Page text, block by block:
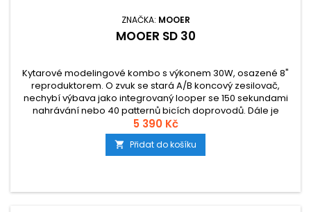
ZNAČKA: MOOER
MOOER SD 30
Kytarové modelingové kombo s výkonem 30W, osazené 8"
reproduktorem. O zvuk se stará A/B koncový zesilovač,
nechybí výbava jako integrovaný looper se 150 sekundami
nahrávání nebo 40 patternů bicích doprovodů. Dále je
dispozici 25 digitálních preampů, 28 pedálových efektů (8x
overdrive, 9 x modulation, 5x delay, 6x reverb).
5 390 Kč
 Přidat do košíku